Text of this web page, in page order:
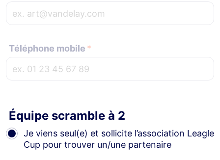
Téléphone mobile
Équipe scramble à 2
Je viens seul(e) et sollicite l’association Leagle
Cup pour trouver un/une partenaire